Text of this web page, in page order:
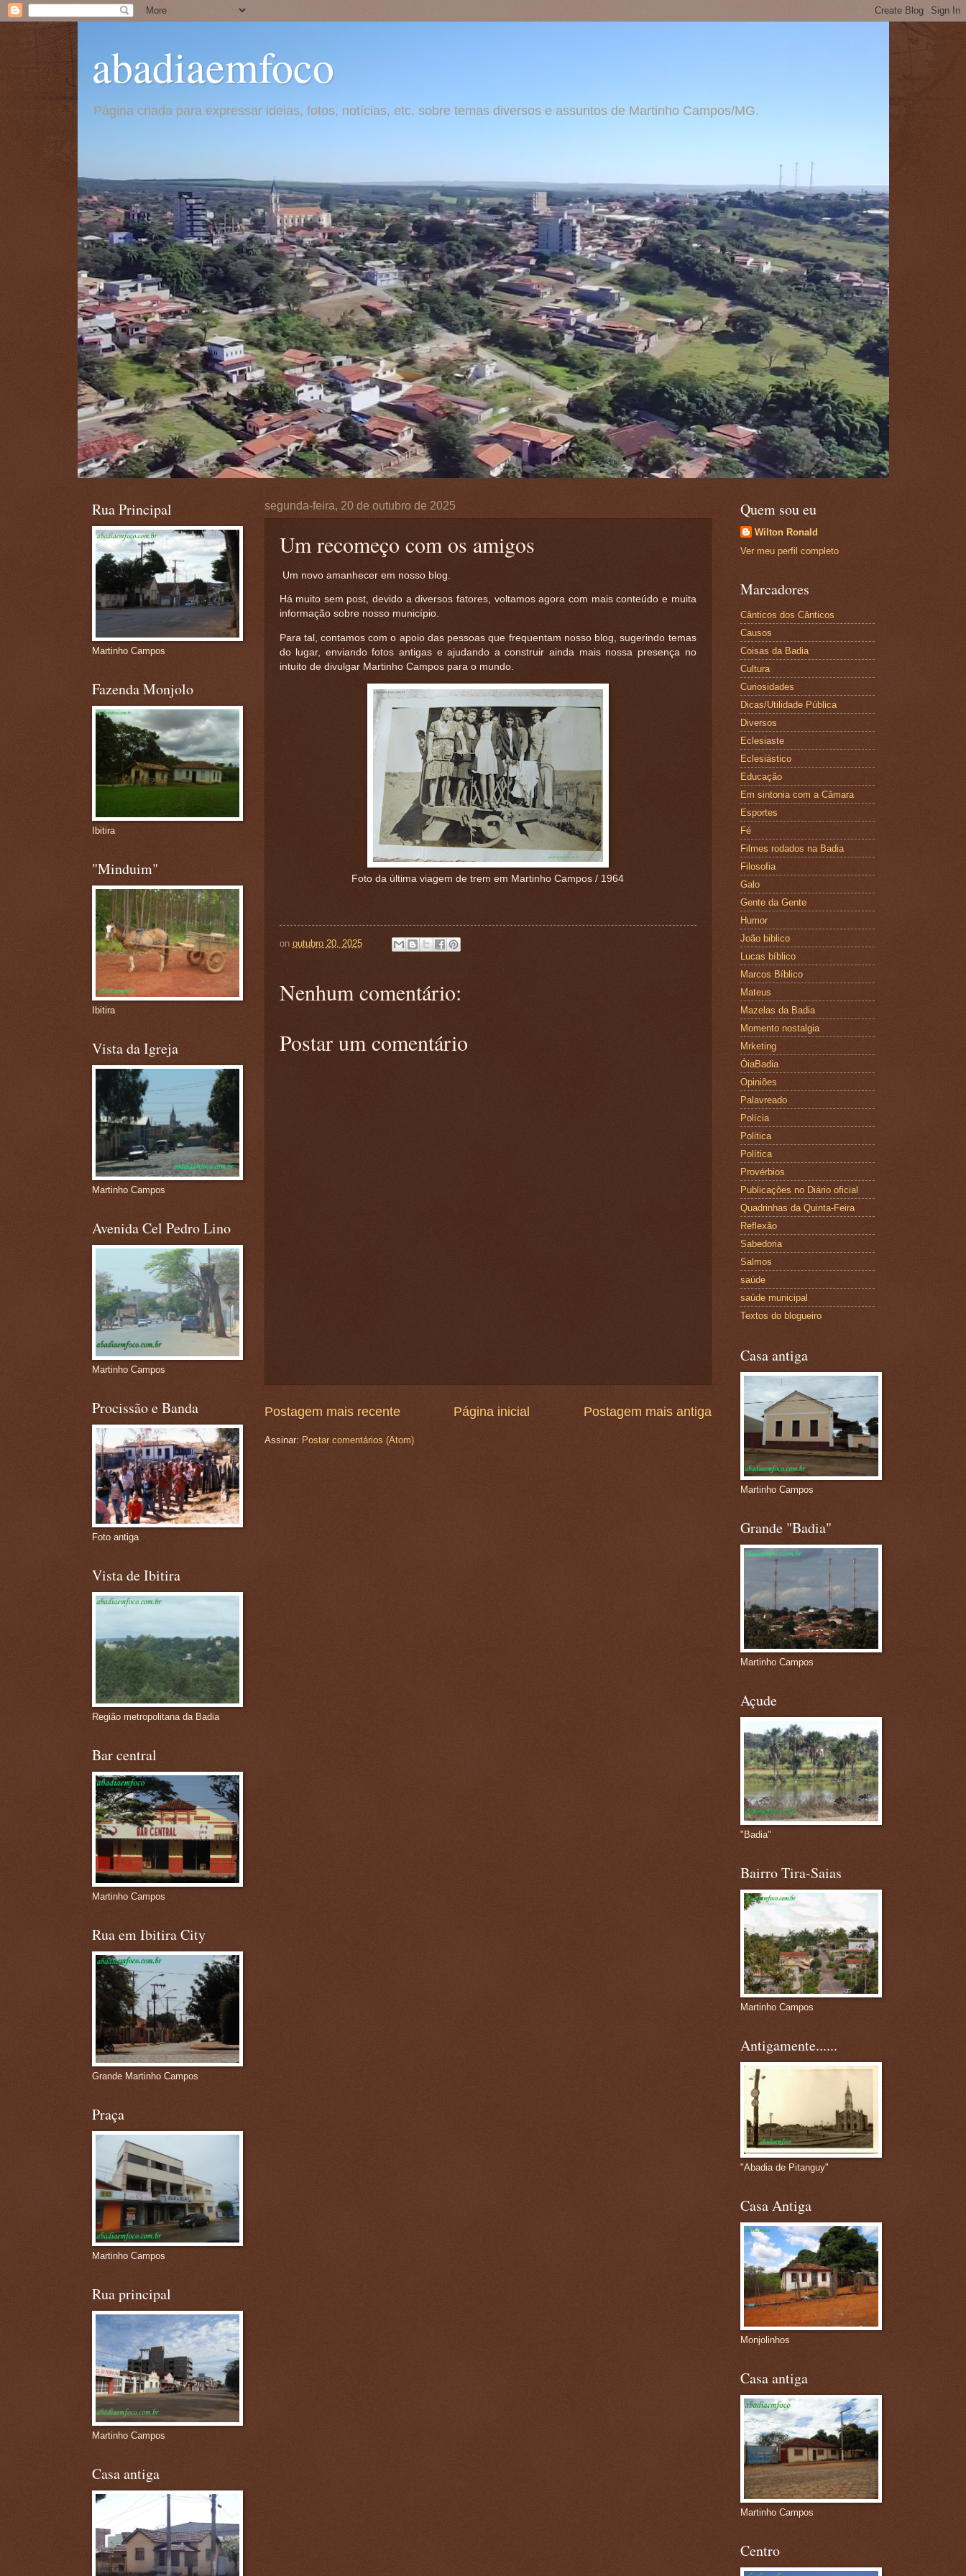
abadiaemfoco
Página criada para expressar ideias, fotos, notícias, etc. sobre temas diversos e assuntos de Martinho Campos/MG.
segunda-feira, 20 de outubro de 2025
Um recomeço com os amigos
Um novo amanhecer em nosso blog.
Há muito sem post, devido a diversos fatores, voltamos agora com mais conteúdo e muita
informação sobre nosso município.
Para tal, contamos com o apoio das pessoas que frequentam nosso blog, sugerindo temas
do lugar, enviando fotos antigas e ajudando a construir ainda mais nossa presença no
intuito de divulgar Martinho Campos para o mundo.
Foto da última viagem de trem em Martinho Campos / 1964
on outubro 20, 2025
Nenhum comentário:
Postar um comentário
Postagem mais recente Postagem mais antiga
Página inicial
Assinar: Postar comentários (Atom)
Rua Principal
Martinho Campos
Fazenda Monjolo
Ibitira
"Minduim"
Ibitira
Vista da Igreja
Martinho Campos
Avenida Cel Pedro Lino
Martinho Campos
Procissão e Banda
Foto antiga
Vista de Ibitira
Região metropolitana da Badia
Bar central
Martinho Campos
Rua em Ibitira City
Grande Martinho Campos
Praça
Martinho Campos
Rua principal
Martinho Campos
Casa antiga
Quem sou eu
Wilton Ronald
Ver meu perfil completo
Marcadores
Cânticos dos Cânticos
Causos
Coisas da Badia
Cultura
Curiosidades
Dicas/Utilidade Pública
Diversos
Eclesiaste
Eclesiástico
Educação
Em sintonia com a Câmara
Esportes
Fé
Filmes rodados na Badia
Filosofia
Galo
Gente da Gente
Humor
João biblico
Lucas bíblico
Marcos Bíblico
Mateus
Mazelas da Badia
Momento nostalgia
Mrketing
ÓiaBadia
Opiniões
Palavreado
Polícia
Politica
Política
Provérbios
Publicações no Diário oficial
Quadrinhas da Quinta-Feira
Reflexão
Sabedoria
Salmos
saúde
saúde municipal
Textos do blogueiro
Casa antiga
Martinho Campos
Grande "Badia"
Martinho Campos
Açude
"Badia"
Bairro Tira-Saias
Martinho Campos
Antigamente......
"Abadia de Pitanguy"
Casa Antiga
Monjolinhos
Casa antiga
Martinho Campos
Centro